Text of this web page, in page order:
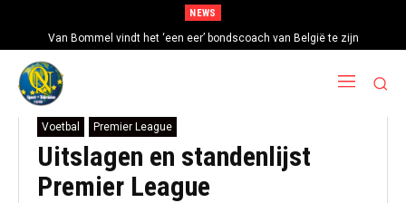
NEWS
Van Bommel vindt het ‘een eer’ bondscoach van België te zijn
Voetbal Premier League
Uitslagen en standenlijst
Premier League